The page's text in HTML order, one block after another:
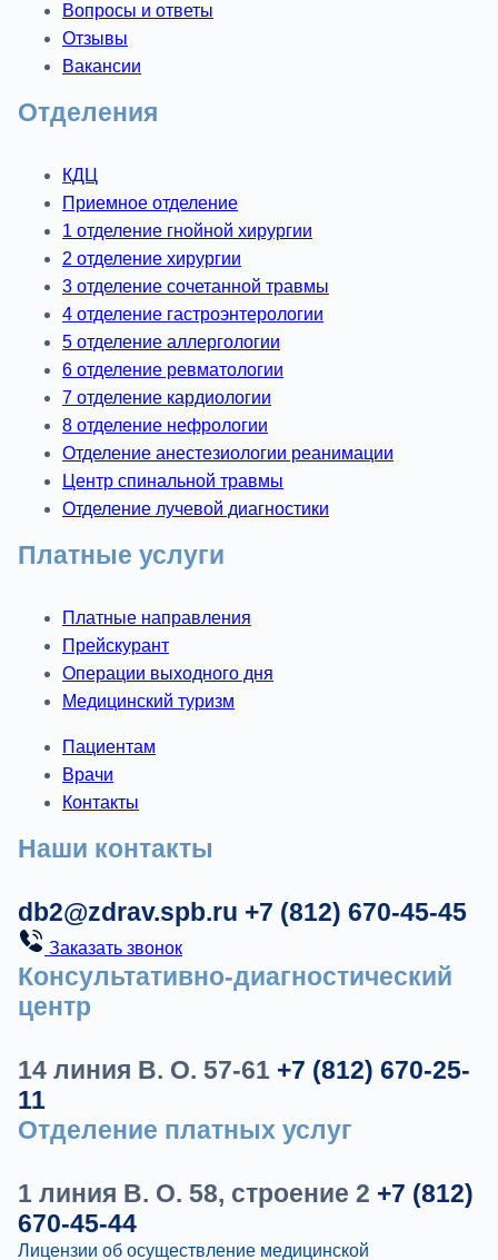
Вопросы и ответы
Отзывы
Вакансии
Отделения
КДЦ
Приемное отделение
1 отделение гнойной хирургии
2 отделение хирургии
3 отделение сочетанной травмы
4 отделение гастроэнтерологии
5 отделение аллергологии
6 отделение ревматологии
7 отделение кардиологии
8 отделение нефрологии
Отделение анестезиологии реанимации
Центр спинальной травмы
Отделение лучевой диагностики
Платные услуги
Платные направления
Прейскурант
Операции выходного дня
Медицинский туризм
Пациентам
Врачи
Контакты
Наши контакты
db2@zdrav.spb.ru +7 (812) 670-45-45
Заказать звонок
Консультативно-диагностический
центр
14 линия В. О. 57-61 +7 (812) 670-25-
11
Отделение платных услуг
1 линия В. О. 58, строение 2 +7 (812)
670-45-44
Лицензии об осуществление медицинской